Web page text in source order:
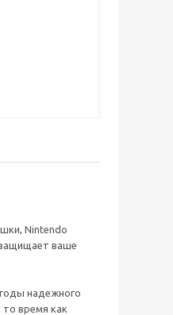
Nintendo
ваше
надежного
то время как